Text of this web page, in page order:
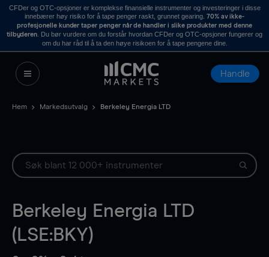
CFDer og OTC-opsjoner er komplekse finansielle instrumenter og investeringer i disse
innebærer høy risiko for å tape penger raskt, grunnet gearing. 70% av ikke-
profesjonelle kunder taper penger når de handler i slike produkter med denne
tilbyderen . Du bør vurdere om du forstår hvordan CFDer og OTC-opsjoner fungerer og
om du har råd til å ta den høye risikoen for å tape pengene dine.
Handle
Hem Markedsutvalg Berkeley Energia LTD
Berkeley Energia LTD
(LSE:BKY)